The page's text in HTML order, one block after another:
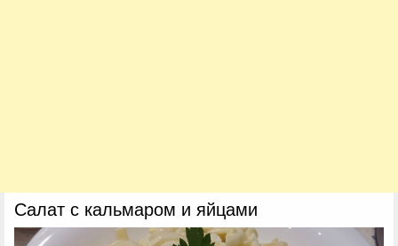
Салат с кальмаром и яйцами